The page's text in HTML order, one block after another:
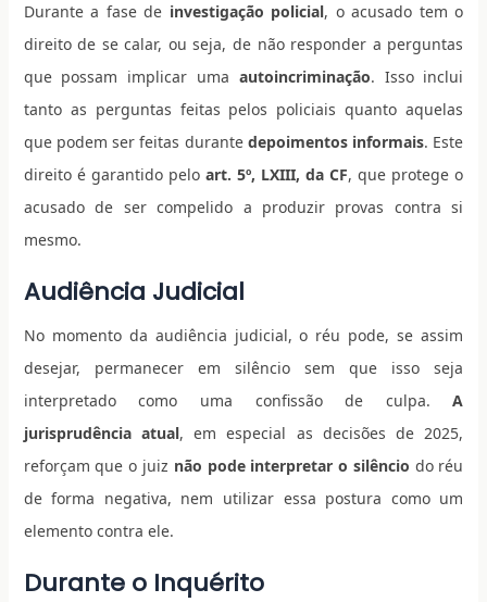
Durante a fase de investigação policial, o acusado tem o
direito de se calar, ou seja, de não responder a perguntas
que possam implicar uma autoincriminação. Isso inclui
tanto as perguntas feitas pelos policiais quanto aquelas
que podem ser feitas durante depoimentos informais. Este
direito é garantido pelo art. 5º, LXIII, da CF, que protege o
acusado de ser compelido a produzir provas contra si
mesmo.
Audiência Judicial
No momento da audiência judicial, o réu pode, se assim
desejar, permanecer em silêncio sem que isso seja
interpretado como uma confissão de culpa.A
jurisprudência atual, em especial as decisões de 2025,
reforçam que o juiz não pode interpretar o silêncio do réu
de forma negativa, nem utilizar essa postura como um
elemento contra ele.
Durante o Inquérito